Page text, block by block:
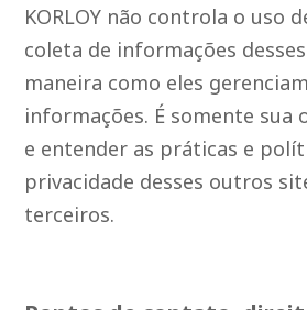
KORLOY não controla o uso
coleta de informações
maneira como eles
informações. É somente sua
e entender as práticas e
privacidade desses outros
terceiros.